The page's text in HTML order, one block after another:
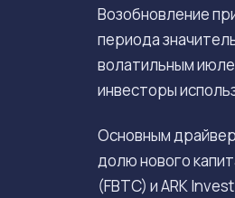
Возобновление
периода
волатильным
инвесторы
Основным
долю нового
(FBTC) и ARK